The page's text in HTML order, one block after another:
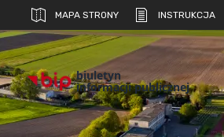
MAPA STRONY INSTRUKCJA
biuletyn
informacji publicznej